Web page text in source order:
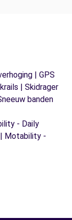
| GPS
| Skidrager
banden
- Daily
Motability -